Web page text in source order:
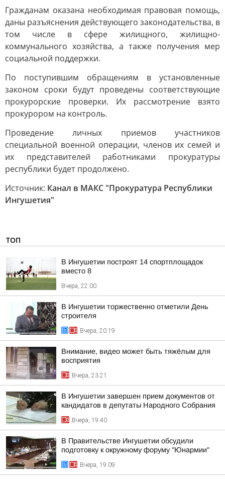
Гражданам оказана необходимая правовая помощь,
даны разъяснения действующего законодательства, в
том числе в сфере жилищного, жилищно-
коммунального хозяйства, а также получения мер
социальной поддержки.
По поступившим обращениям в установленные
законом сроки будут проведены соответствующие
прокурорские проверки. Их рассмотрение взято
прокурором на контроль.
Проведение личных приемов участников
специальной военной операции, членов их семей и
их представителей работниками прокуратуры
республики будет продолжено.
Источник: Канал в МАКС "Прокуратура Республики
Ингушетия"
ТОП
В Ингушетии построят 14 спортплощадок
вместо 8
Вчера, 22:00
В Ингушетии торжественно отметили День
строителя
Вчера, 20:19
Внимание, видео может быть тяжёлым для
восприятия
Вчера, 23:21
В Ингушетии завершен прием документов от
кандидатов в депутаты Народного Собрания
Вчера, 19:40
В Правительстве Ингушетии обсудили
подготовку к окружному форуму "Юнармии"
Вчера, 19:09